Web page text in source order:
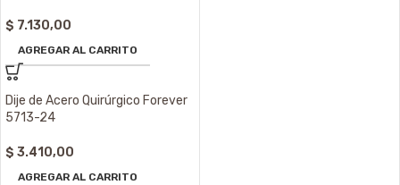
$ 7.130,00
AGREGAR AL CARRITO
Dije de Acero Quirúrgico Forever
5713-24
$ 3.410,00
AGREGAR AL CARRITO